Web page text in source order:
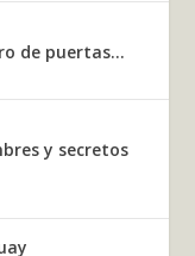
de puertas...
y secretos